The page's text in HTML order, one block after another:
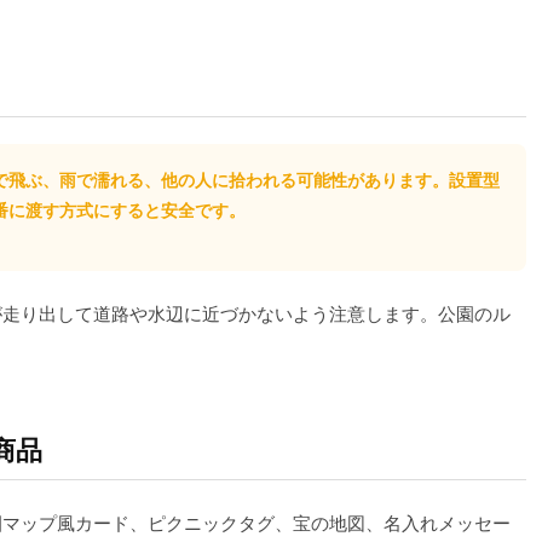
飛ぶ、雨で濡れる、他の人に拾われる可能性があります。設置型
渡す方式にすると安全です。
り出して道路や水辺に近づかないよう注意します。公園のル
品
ップ風カード、ピクニックタグ、宝の地図、名入れメッセー